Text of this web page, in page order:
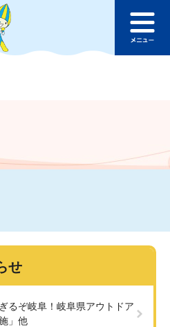
ージの本文へ
ュ
せ
るぞ岐阜！岐阜県アウトドア
」他